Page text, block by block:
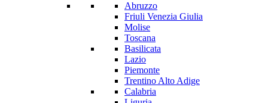
Abruzzo
Friuli Venezia Giulia
Molise
Toscana
Basilicata
Lazio
Piemonte
Trentino Alto Adige
Calabria